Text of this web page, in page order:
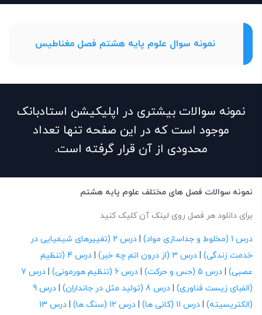
نمونه سوال علوم پایه هشتم فصل مغناطیس
نمونه سوالات بیشتری در اپلیکیشن استادبانک
موجود است که در این صفحه تنها تعداد
محدودی از آن قرار گرفته است.
نمونه سوالات فصل های مختلف علوم پایه هشتم
برای دانلود هر فصل روی لینک آن کلیک کنید
درس 1 (مخلوط و جداسازی مواد) |
درس 2 (تغییرهای شیمیایی در
خدمت زندگی) | درس 3 (از درون اتم چه خبر) |
درس 4 (تنظیم
عصبی) | درس 5 (حس و حرکت) | درس 6 (تنظیم هورمونی) |
درس 7
(الفبای زیست فناوری) | درس 8 (تولید مثل در جانداران) |
درس 9
(الکتریسیته) | درس 11 (کانی ها) | درس 12 (سنگ ها) |
درس 13